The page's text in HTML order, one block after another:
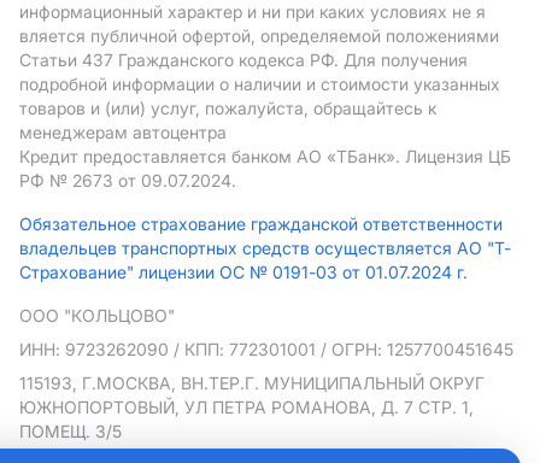
информационный характер и ни при каких условиях не я
вляется публичной офертой, определяемой положениями
Статьи 437 Гражданского кодекса РФ. Для получения
подробной информации о наличии и стоимости указанных
товаров и (или) услуг, пожалуйста, обращайтесь к
менеджерам автоцентра
Кредит предоставляется банком АO «ТБанк». Лицензия ЦБ
РФ № 2673 от 09.07.2024.
Обязательное страхование гражданской ответственности
владельцев транспортных средств осуществляется АО "Т-
Страхование" лицензии ОС № 0191-03 от 01.07.2024 г.
ООО "КОЛЬЦОВО"
ИНН: 9723262090 / КПП: 772301001 / ОГРН: 1257700451645
115193, Г.МОСКВА, ВН.ТЕР.Г. МУНИЦИПАЛЬНЫЙ ОКРУГ
ЮЖНОПОРТОВЫЙ, УЛ ПЕТРА РОМАНОВА, Д. 7 СТР. 1,
ПОМЕЩ. 3/5